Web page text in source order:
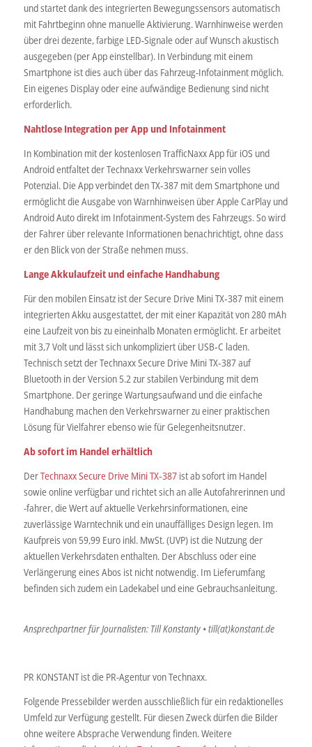
und startet dank des integrierten Bewegungssensors automatisch
mit Fahrtbeginn ohne manuelle Aktivierung. Warnhinweise werden
über drei dezente, farbige LED-Signale oder auf Wunsch akustisch
ausgegeben (per App einstellbar). In Verbindung mit einem
Smartphone ist dies auch über das Fahrzeug-Infotainment möglich.
Ein eigenes Display oder eine aufwändige Bedienung sind nicht
erforderlich.
Nahtlose Integration per App und Infotainment
In Kombination mit der kostenlosen TrafficNaxx App für iOS und
Android entfaltet der Technaxx Verkehrswarner sein volles
Potenzial. Die App verbindet den TX‑387 mit dem Smartphone und
ermöglicht die Ausgabe von Warnhinweisen über Apple CarPlay und
Android Auto direkt im Infotainment-System des Fahrzeugs. So wird
der Fahrer über relevante Informationen benachrichtigt, ohne dass
er den Blick von der Straße nehmen muss.
Lange Akkulaufzeit und einfache Handhabung
Für den mobilen Einsatz ist der Secure Drive Mini TX‑387 mit einem
integrierten Akku ausgestattet, der mit einer Kapazität von 280 mAh
eine Laufzeit von bis zu eineinhalb Monaten ermöglicht. Er arbeitet
mit 3,7 Volt und lässt sich unkompliziert über USB‑C laden.
Technisch setzt der Technaxx Secure Drive Mini TX‑387 auf
Bluetooth in der Version 5.2 zur stabilen Verbindung mit dem
Smartphone. Der geringe Wartungsaufwand und die einfache
Handhabung machen den Verkehrswarner zu einer praktischen
Lösung für Vielfahrer ebenso wie für Gelegenheitsnutzer.
Ab sofort im Handel erhältlich
DerTechnaxx Secure Drive Mini TX‑387ist ab sofort im Handel
sowie online verfügbar und richtet sich an alle Autofahrerinnen und
-fahrer, die Wert auf aktuelle Verkehrsinformationen, eine
zuverlässige Warntechnik und ein unauffälliges Design legen. Im
Kaufpreis von 59,99 Euro inkl. MwSt. (UVP) ist die Nutzung der
aktuellen Verkehrsdaten enthalten. Der Abschluss oder eine
Verlängerung eines Abos ist nicht notwendig. Im Lieferumfang
befinden sich zudem ein Ladekabel und eine Gebrauchsanleitung.
Ansprechpartner für Journalisten: Till Konstanty • till(at)konstant.de
PR KONSTANT ist die PR-Agentur von Technaxx.
Folgende Pressebilder werden ausschließlich für ein redaktionelles
Umfeld zur Verfügung gestellt. Für diesen Zweck dürfen die Bilder
ohne weitere Absprache Verwendung finden. Weitere